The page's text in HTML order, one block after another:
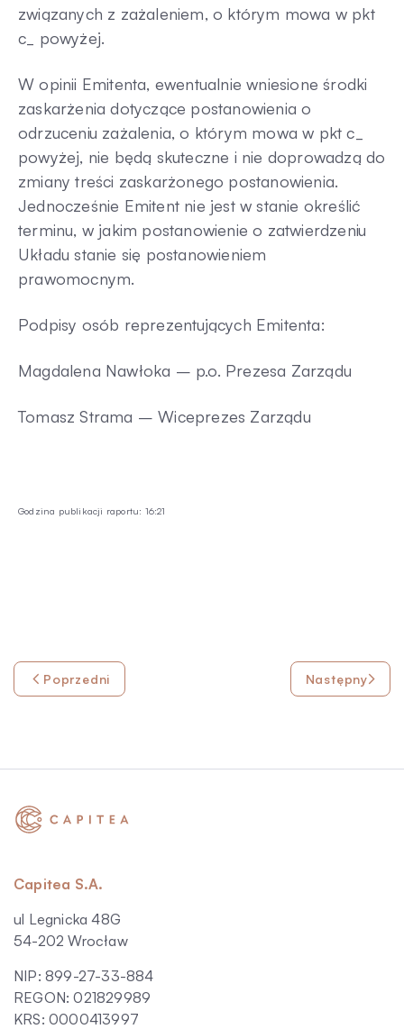
związanych z zażaleniem, o którym mowa w pkt
c_ powyżej.
W opinii Emitenta, ewentualnie wniesione środki
zaskarżenia dotyczące postanowienia o
odrzuceniu zażalenia, o którym mowa w pkt c_
powyżej, nie będą skuteczne i nie doprowadzą do
zmiany treści zaskarżonego postanowienia.
Jednocześnie Emitent nie jest w stanie określić
terminu, w jakim postanowienie o zatwierdzeniu
Układu stanie się postanowieniem
prawomocnym.
Podpisy osób reprezentujących Emitenta:
Magdalena Nawłoka – p.o. Prezesa Zarządu
Tomasz Strama – Wiceprezes Zarządu
Godzina publikacji raportu: 16:21
Poprzedni Następny
Capitea S.A.
ul Legnicka 48G
54-202 Wrocław
NIP: 899-27-33-884
REGON: 021829989
KRS: 0000413997